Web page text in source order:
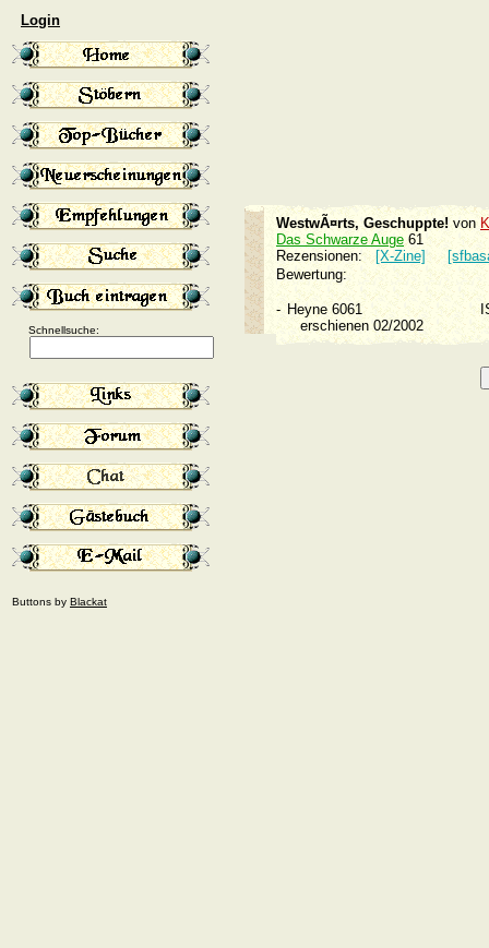
Login
Schnellsuche:
Buttons by Blackat
WestwÃ¤rts, Geschuppte! von
Das Schwarze Auge61
Rezensionen:[X-Zine]
Bewertung:
- Heyne 6061
erschienen 02/2002